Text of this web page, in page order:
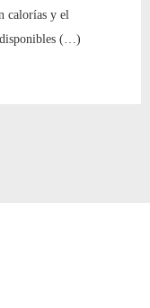
calorías y el
(…)